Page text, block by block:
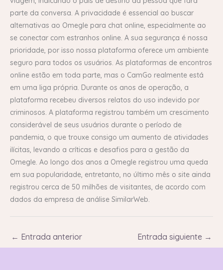
parte da conversa. A privacidade é essencial ao buscar
alternativas ao Omegle para chat online, especialmente ao
se conectar com estranhos online. A sua segurança é nossa
prioridade, por isso nossa plataforma oferece um ambiente
seguro para todos os usuários. As plataformas de encontros
online estão em toda parte, mas o CamGo realmente está
em uma liga própria. Durante os anos de operação, a
plataforma recebeu diversos relatos do uso indevido por
criminosos. A plataforma registrou também um crescimento
considerável de seus usuários durante o período de
pandemia, o que trouxe consigo um aumento de atividades
ilícitas, levando a críticas e desafios para a gestão da
Omegle. Ao longo dos anos a Omegle registrou uma queda
em sua popularidade, entretanto, no último mês o site ainda
registrou cerca de 50 milhões de visitantes, de acordo com
dados da empresa de análise SimilarWeb.
← Entrada anterior Entrada siguiente →